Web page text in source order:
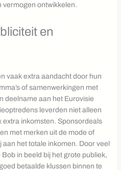
vermogen ontwikkelen.
en
vaak extra aandacht door hun
of samenwerkingen met
deelname aan het Eurovisie
leverden niet alleen
extra inkomsten. Sponsordeals
met merken uit de mode of
het totale inkomen. Door veel
in beeld bij het grote publiek,
betaalde klussen binnen te